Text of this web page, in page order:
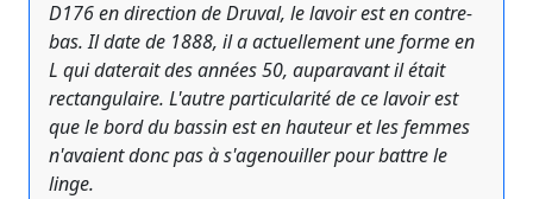
D176 en direction de Druval, le lavoir est en contre-
bas. Il date de 1888, il a actuellement une forme en
L qui daterait des années 50, auparavant il était
rectangulaire. L'autre particularité de ce lavoir est
que le bord du bassin est en hauteur et les femmes
n'avaient donc pas à s'agenouiller pour battre le
linge.